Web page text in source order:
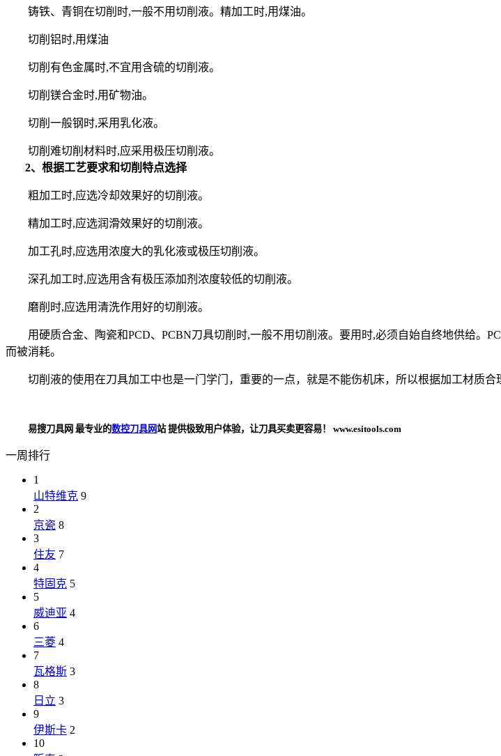
铸铁、青铜在切削时,一般不用切削液。精加工时,用煤油。
切削铝时,用煤油
切削有色金属时,不宜用含硫的切削液。
切削镁合金时,用矿物油。
切削一般钢时,采用乳化液。
切削难切削材料时,应采用极压切削液。
2、根据工艺要求和切削特点选择
粗加工时,应选冷却效果好的切削液。
精加工时,应选润滑效果好的切削液。
加工孔时,应选用浓度大的乳化液或极压切削液。
深孔加工时,应选用含有极压添加剂浓度较低的切削液。
磨削时,应选用清洗作用好的切削液。
用硬质合金、陶瓷和PCD、PCBN刀具切削时,一般不用切削液。要用时,必须自始自终地供给
而被消耗。
切削液的使用在刀具加工中也是一门学门，重要的一点，就是不能伤机床，所以根据加工材质合
易搜刀具网 最专业的数控刀具网站 提供极致用户体验，让刀具买卖更容易！ www.esitools.com
一周排行
1
山特维克 9
2
京瓷 8
3
住友 7
4
特固克 5
5
威迪亚 4
6
三菱 4
7
瓦格斯 3
8
日立 3
9
伊斯卡 2
10